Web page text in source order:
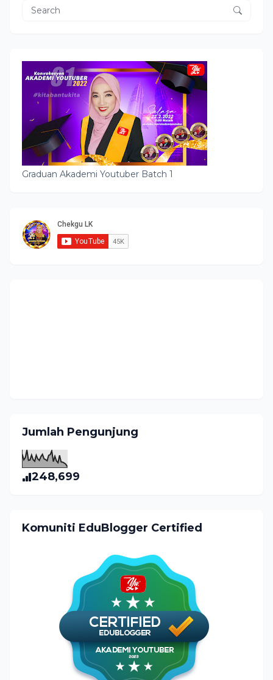
Graduan Akademi Youtuber Batch 1
Jumlah Pengunjung
248,699
Komuniti EduBlogger Certified